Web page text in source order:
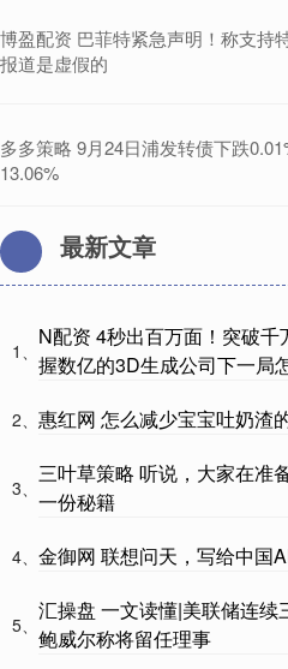
博盈配资 巴菲特紧急声明！称支持
报道是虚假的
多多策略 9月24日浦发转债下跌
13.06%
最新文章
1、
N配资 4秒出百万面！突破
握数亿的3D生成公司下一局
2、 惠红网 怎么减少宝宝吐奶渣
3、
三叶草策略 听说，大家在准
一份秘籍
4、 金御网 联想问天，写给中国
5、
汇操盘 一文读懂|美联储连
鲍威尔称将留任理事